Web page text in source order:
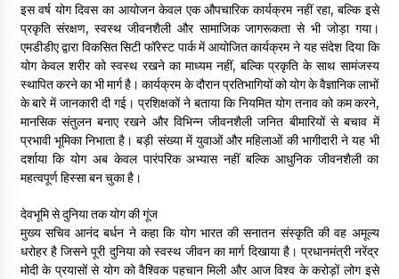
इस वर्ष योग दिवस का आयोजन केवल एक औपचारिक कार्यक्रम नहीं रहा, बल्कि इसे
प्रकृति संरक्षण, स्वस्थ जीवनशैली और सामाजिक जागरूकता से भी जोड़ा गया।
एमडीडीए द्वारा विकसित सिटी फॉरेस्ट पार्क में आयोजित कार्यक्रम ने यह संदेश दिया कि
योग केवल शरीर को स्वस्थ रखने का माध्यम नहीं, बल्कि प्रकृति के साथ सामंजस्य
स्थापित करने का भी मार्ग है। कार्यक्रम के दौरान प्रतिभागियों को योग के वैज्ञानिक लाभों
के बारे में जानकारी दी गई। प्रशिक्षकों ने बताया कि नियमित योग तनाव को कम करने,
मानसिक संतुलन बनाए रखने और विभिन्न जीवनशैली जनित बीमारियों से बचाव में
प्रभावी भूमिका निभाता है। बड़ी संख्या में युवाओं और महिलाओं की भागीदारी ने यह भी
दर्शाया कि योग अब केवल पारंपरिक अभ्यास नहीं बल्कि आधुनिक जीवनशैली का
महत्वपूर्ण हिस्सा बन चुका है।
देवभूमि से दुनिया तक योग की गूंज
मुख्य सचिव आनंद बर्धन ने कहा कि योग भारत की सनातन संस्कृति की वह अमूल्य
धरोहर है जिसने पूरी दुनिया को स्वस्थ जीवन का मार्ग दिखाया है। प्रधानमंत्री नरेंद्र
मोदी के प्रयासों से योग को वैश्विक पहचान मिली और आज विश्व के करोड़ों लोग इसे